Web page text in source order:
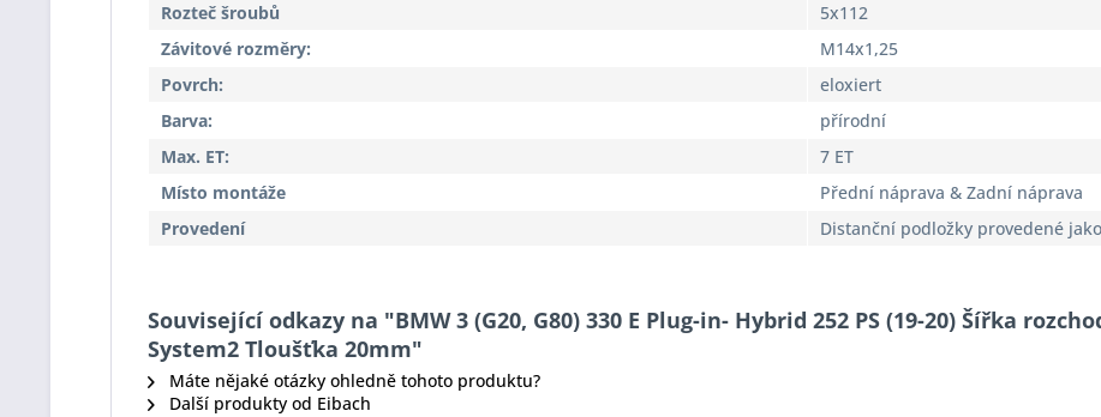
Rozteč šroubů
5x112
Závitové rozměry:
M14x1,25
Povrch:
eloxiert
Barva:
přírodní
Max. ET:
7 ET
Místo montáže
Přední náprava & Zadní náprava
Provedení
Distanční podložky provedené
Související odkazy na "BMW 3 (G20, G80) 330 E Plug-in- Hybrid 252 PS (19-20) Šířka
System2 Tloušťka 20mm"
Máte nějaké otázky ohledně tohoto produktu?
Další produkty od Eibach